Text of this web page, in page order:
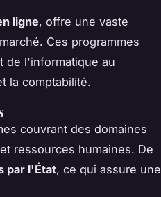
ligne, offre une vaste
Ces programmes
de l'informatique au
la comptabilité.
couvrant des domaines
ressources humaines. De
par l'État, ce qui assure une